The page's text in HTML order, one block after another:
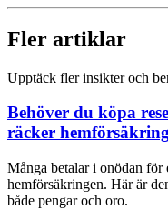
Fler artiklar
Upptäck fler insikter och
Behöver du köpa
räcker
Många betalar i onödan för
hemförsäkringen. Här är
både pengar och oro.